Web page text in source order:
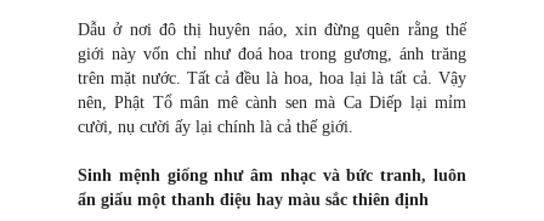
Dẫu ở nơi đô thị huyên náo, xin đừng quên rằng thế
giới này vốn chỉ như đoá hoa trong gương, ánh trăng
trên mặt nước. Tất cả đều là hoa, hoa lại là tất cả. Vậy
nên, Phật Tổ mân mê cành sen mà Ca Diếp lại mỉm
cười, nụ cười ấy lại chính là cả thế giới.
Sinh mệnh giống như âm nhạc và bức tranh, luôn
ẩn giấu một thanh điệu hay màu sắc thiên định